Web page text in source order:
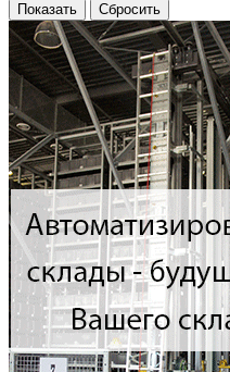
Показать Сбросить